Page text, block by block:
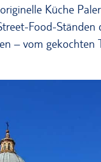
Küche
Food-
– vom gekochten